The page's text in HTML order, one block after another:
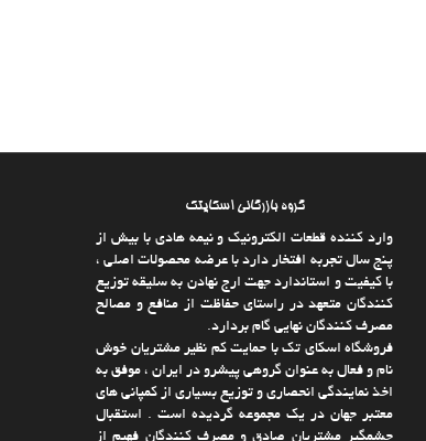
گروه بازرگانی اسکایتک
وارد كننده قطعات الکترونیک و نیمه هادی با بیش از
پنج سال تجربه افتخار دارد با عرضه محصولات اصلی ،
با كیفیت و استاندارد جهت ارج نهادن به سلیقه توزیع
كنندگان متعهد در راستای حفاظت از منافع و مصالح
مصرف كنندگان نهایی گام بردارد.
فروشگاه اسکای تک با حمایت كم نظیر مشتریان خوش
نام و فعال به عنوان گروهی پیشرو در ایران ، موفق به
اخذ نمایندگی انحصاری و توزیع بسیاری از كمپانی های
معتبر جهان در یك مجموعه گردیده است . استقبال